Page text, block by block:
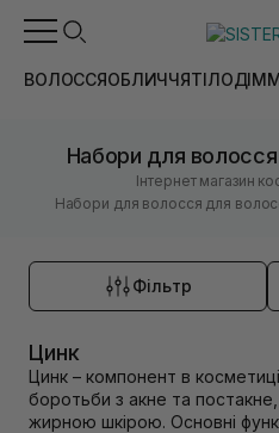
ВОЛОССЯОБЛИЧЧЯТІЛОДІМ
Набори для
Інтернет магазин
Набори для волосся для
Фільтр
Цинк
Цинк – компонент в
боротьби з акне та
жирною шкірою. Основні